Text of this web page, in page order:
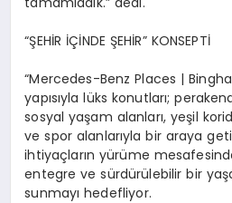
“ŞEHİR İÇİNDE ŞEHİR” KONSEPTİ
“Mercedes-Benz Places |
yapısıyla lüks konutları;
sosyal yaşam alanları, yeşil
ve spor alanlarıyla bir araya
ihtiyaçların yürüme
entegre ve sürdürülebilir bir yaş
sunmayıhedefliyor.